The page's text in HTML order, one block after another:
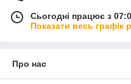
Сьогодні працює з
Показати весь графік
Про нас